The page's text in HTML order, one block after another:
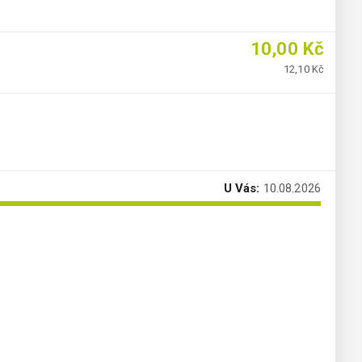
10,00 Kč
12,10 Kč
U Vás: 10.08.2026